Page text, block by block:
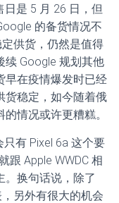
是 5 月 26 日，但
的备货情况不
供货，仍然是值得
续 Google 规划其他
早在疫情爆发时已经
货稳定，如今随着俄
情况或许更糟糕。
有 Pixel 6a 这个要
跟 Apple WWDC 相
。换句话说，除了
另外有很大的机会